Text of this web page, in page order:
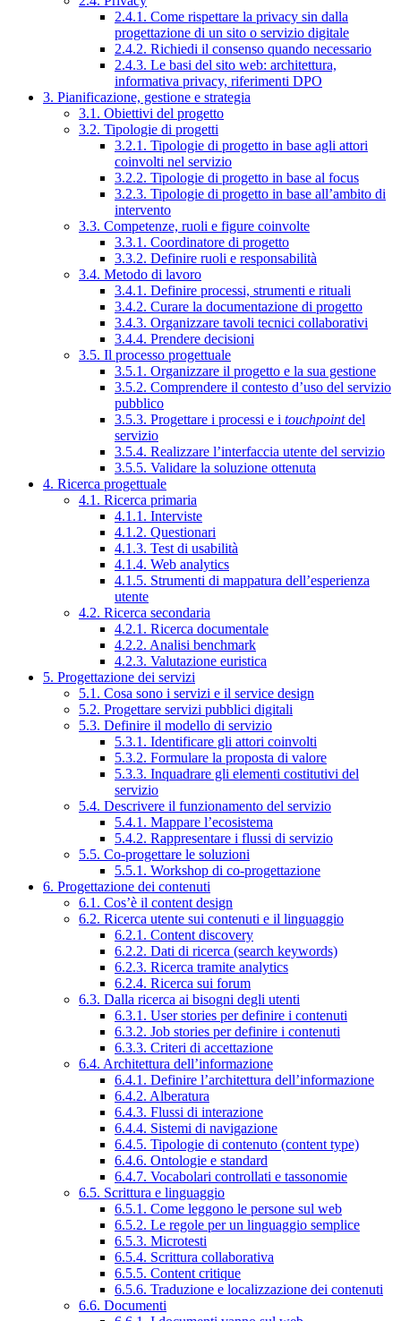
2.4.1. Come rispettare la privacy sin dalla
progettazione di un sito o servizio digitale
2.4.2. Richiedi il consenso quando necessario
2.4.3. Le basi del sito web: architettura,
informativa privacy, riferimenti DPO
3. Pianificazione, gestione e strategia
3.1. Obiettivi del progetto
3.2. Tipologie di progetti
3.2.1. Tipologie di progetto in base agli attori
coinvolti nel servizio
3.2.2. Tipologie di progetto in base al focus
3.2.3. Tipologie di progetto in base all’ambito di
intervento
3.3. Competenze, ruoli e figure coinvolte
3.3.1. Coordinatore di progetto
3.3.2. Definire ruoli e responsabilità
3.4. Metodo di lavoro
3.4.1. Definire processi, strumenti e rituali
3.4.2. Curare la documentazione di progetto
3.4.3. Organizzare tavoli tecnici collaborativi
3.4.4. Prendere decisioni
3.5. Il processo progettuale
3.5.1. Organizzare il progetto e la sua gestione
3.5.2. Comprendere il contesto d’uso del servizio
pubblico
3.5.3. Progettare i processi e i touchpointdel
servizio
3.5.4. Realizzare l’interfaccia utente del servizio
3.5.5. Validare la soluzione ottenuta
4. Ricerca progettuale
4.1. Ricerca primaria
4.1.1. Interviste
4.1.2. Questionari
4.1.3. Test di usabilità
4.1.4. Web analytics
4.1.5. Strumenti di mappatura dell’esperienza
utente
4.2. Ricerca secondaria
4.2.1. Ricerca documentale
4.2.2. Analisi benchmark
4.2.3. Valutazione euristica
5. Progettazione dei servizi
5.1. Cosa sono i servizi e il service design
5.2. Progettare servizi pubblici digitali
5.3. Definire il modello di servizio
5.3.1. Identificare gli attori coinvolti
5.3.2. Formulare la proposta di valore
5.3.3. Inquadrare gli elementi costitutivi del
servizio
5.4. Descrivere il funzionamento del servizio
5.4.1. Mappare l’ecosistema
5.4.2. Rappresentare i flussi di servizio
5.5. Co-progettare le soluzioni
5.5.1. Workshop di co-progettazione
6. Progettazione dei contenuti
6.1. Cos’è il content design
6.2. Ricerca utente sui contenuti e il linguaggio
6.2.1. Content discovery
6.2.2. Dati di ricerca (search keywords)
6.2.3. Ricerca tramite analytics
6.2.4. Ricerca sui forum
6.3. Dalla ricerca ai bisogni degli utenti
6.3.1. User stories per definire i contenuti
6.3.2. Job stories per definire i contenuti
6.3.3. Criteri di accettazione
6.4. Architettura dell’informazione
6.4.1. Definire l’architettura dell’informazione
6.4.2. Alberatura
6.4.3. Flussi di interazione
6.4.4. Sistemi di navigazione
6.4.5. Tipologie di contenuto (content type)
6.4.6. Ontologie e standard
6.4.7. Vocabolari controllati e tassonomie
6.5. Scrittura e linguaggio
6.5.1. Come leggono le persone sul web
6.5.2. Le regole per un linguaggio semplice
6.5.3. Microtesti
6.5.4. Scrittura collaborativa
6.5.5. Content critique
6.5.6. Traduzione e localizzazione dei contenuti
6.6. Documenti